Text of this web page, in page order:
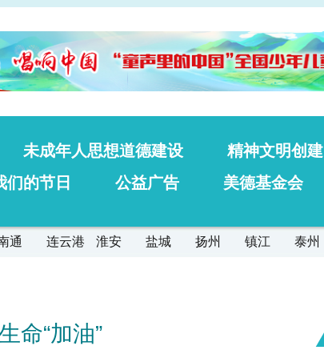
未成年人思想道德建设 精神文明创建
们的节日
公益广告 美德基金会
通 连云港 淮安 盐城 扬州 镇江 泰州
命“加油”